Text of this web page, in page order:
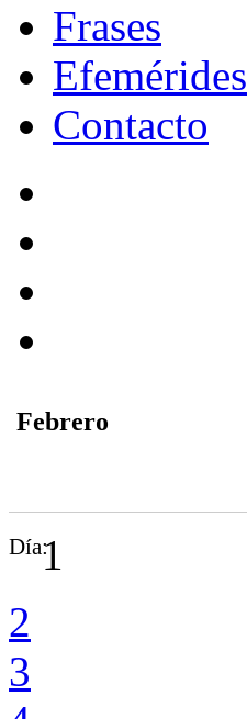
Frases
Efemérides
Contacto
Febrero
Día:1
2
3